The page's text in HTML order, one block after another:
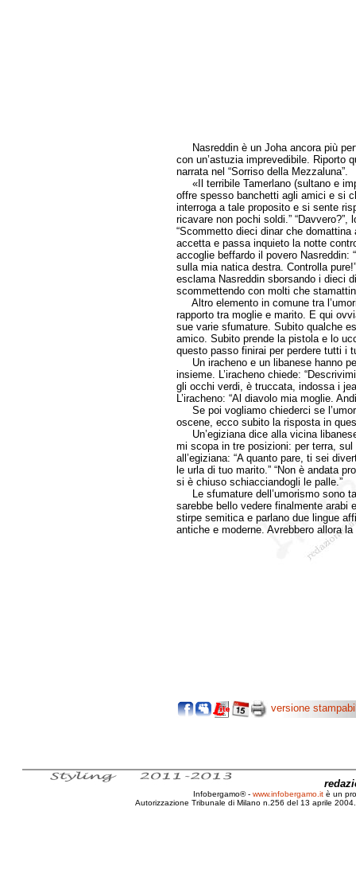
Nasreddin è un Joha ancora più
con un’astuzia imprevedibile. Riporto
narrata nel “Sorriso della Mezzaluna”.
«Il terribile Tamerlano (sultano e
offre spesso banchetti agli amici e si
interroga a tale proposito e si sente
ricavare non pochi soldi.”
“Scommetto dieci dinar che
accetta e passa inquieto la notte
accoglie beffardo il povero Nasreddin:
sulla mia natica destra. Controlla
esclama Nasreddin sborsando i dieci
scommettendo con molti che
Altro elemento in comune tra
rapporto tra moglie e marito. E qui
sue varie sfumature. Subito qualche
amico. Subito prende la pistola e lo
questo passo finirai per perdere tutti i
Un iracheno e un libanese hanno
insieme. L’iracheno chiede:
gli occhi verdi, è truccata, indossa i
L’iracheno: “Al diavolo mia moglie.
Se poi vogliamo chiederci se
oscene, ecco subito la risposta in
Un’egiziana dice alla vicina
mi scopa in tre posizioni: per terra,
all’egiziana: “A quanto pare, ti sei
le urla di tuo marito.” “Non è andata
si è chiuso schiacciandogli le palle.”
Le sfumature dell’umorismo sono
sarebbe bello vedere finalmente arabi
stirpe semitica e parlano due lingue
antiche e moderne. Avrebbero allora
versione
Infobergamo® - www.infobergamo.it è un
Autorizzazione Tribunale di Milano n.256 del 13 aprile